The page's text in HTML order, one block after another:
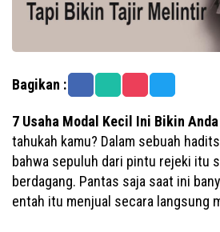
Bagikan :
7 Usaha Modal Kecil Ini Bikin
tahukah kamu? Dalam sebuah
bahwa sepuluh dari pintu rejeki itu
berdagang. Pantas saja saat ini
entah itu menjual secara langsung